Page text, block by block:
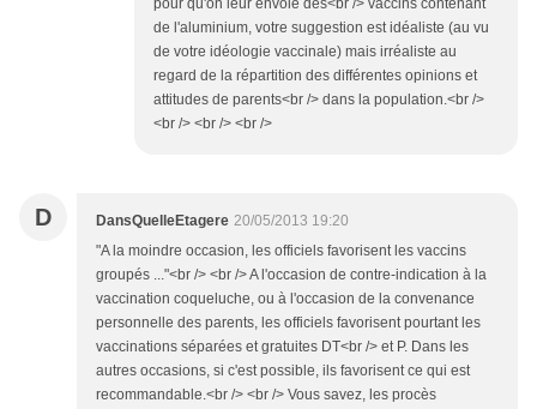
pour qu'on leur envoie des<br /> vaccins contenant
de l'aluminium, votre suggestion est idéaliste (au vu
de votre idéologie vaccinale) mais irréaliste au
regard de la répartition des différentes opinions et
attitudes de parents<br /> dans la population.<br />
<br /> <br /> <br />
D DansQuelleEtagere 20/05/2013 19:20
"A la moindre occasion, les officiels favorisent les vaccins
groupés ..."<br /> <br /> A l'occasion de contre-indication à la
vaccination coqueluche, ou à l'occasion de la convenance
personnelle des parents, les officiels favorisent pourtant les
vaccinations séparées et gratuites DT<br /> et P. Dans les
autres occasions, si c'est possible, ils favorisent ce qui est
recommandable.<br /> <br /> Vous savez, les procès